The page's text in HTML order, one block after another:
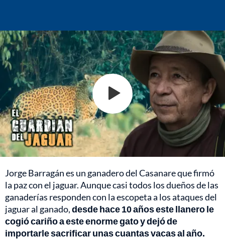
Jorge Barragán es un ganadero del Casanare que firmó
la paz con el jaguar. Aunque casi todos los dueños de las
ganaderías responden con la escopeta a los ataques del
jaguar al ganado,desde hace 10 años este llanero le
cogió cariño a este enorme gato y dejó de
importarle sacrificar unas cuantas vacas al año.